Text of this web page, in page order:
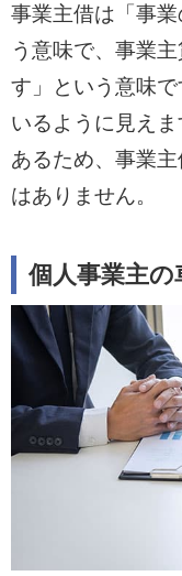
事業主借は「事
う意味で、事業
す」という意味
いるように見え
あるため、事業
はありません。
個人事業主